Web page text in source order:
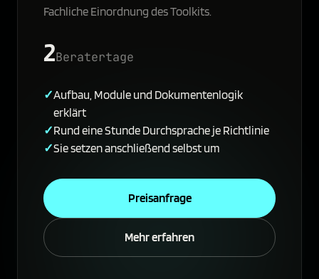
Fachliche Einordnung des Toolkits.
2Beratertage
Aufbau, Module und Dokumentenlogik
erklärt
Rund eine Stunde Durchsprache je Richtlinie
Sie setzen anschließend selbst um
Preisanfrage
Mehr erfahren